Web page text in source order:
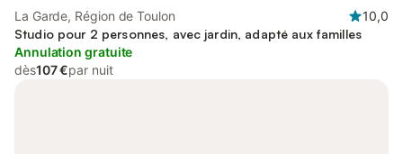
La Garde, Région de Toulon
10,0
Studio pour 2 personnes, avec jardin, adapté aux familles
Annulation gratuite
dès107 €par nuit